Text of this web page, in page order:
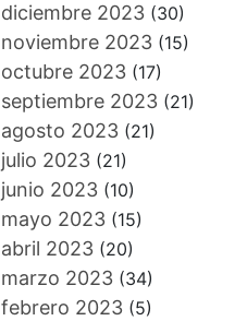
diciembre 2023(30)
noviembre 2023(15)
octubre 2023(17)
septiembre 2023(21)
agosto 2023(21)
julio 2023(21)
junio 2023(10)
mayo 2023(15)
abril 2023(20)
marzo 2023(34)
febrero 2023(5)